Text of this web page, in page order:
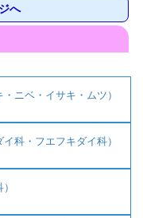
へ
ニベ・イサキ・ムツ）
科・フエフキダイ科）